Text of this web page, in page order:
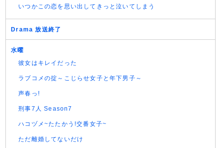
いつかこの恋を思い出してきっと泣いてしまう
Drama 放送終了
水曜
彼女はキレイだった
ラブコメの掟～こじらせ女子と年下男子～
声春っ!
刑事7人 Season7
ハコヅメ~たたかう!交番女子~
ただ離婚してないだけ